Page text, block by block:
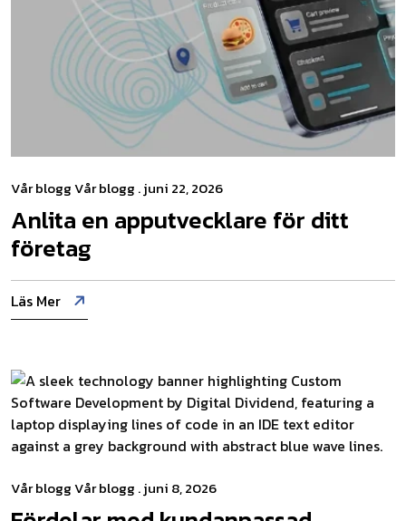
Vår bloggVår blogg . juni 22, 2026
Anlita en apputvecklare för ditt
företag
Läs Mer
Vår bloggVår blogg . juni 8, 2026